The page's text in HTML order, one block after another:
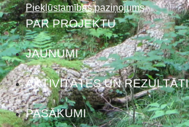
Piekļūstamības paziņojums
PAR PROJEKTU
JAUNUMI
AKTIVITĀTES UN REZULTĀTI
PASĀKUMI